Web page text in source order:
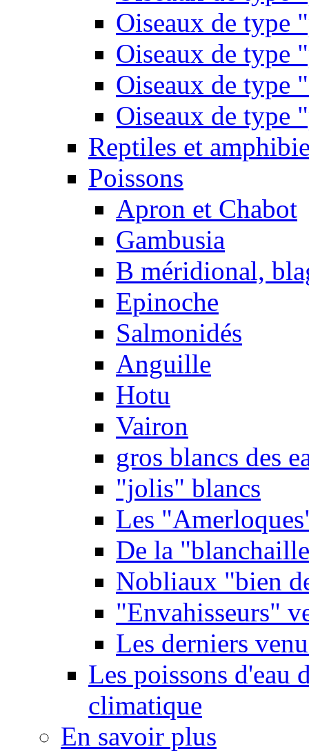
Oiseaux de type
Oiseaux de type
Oiseaux de type
Oiseaux de type
Reptiles et
Poissons
Apron et Chabot
Gambusia
B méridional,
Epinoche
Salmonidés
Anguille
Hotu
Vairon
gros blancs des
"jolis" blancs
Les
De la
Nobliaux "bien
"Envahisseurs"
Les derniers
Les poissons d'eau
climatique
En savoir plus